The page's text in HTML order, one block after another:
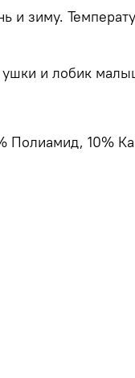
и зиму.
и лобик
Полиамид, 10%